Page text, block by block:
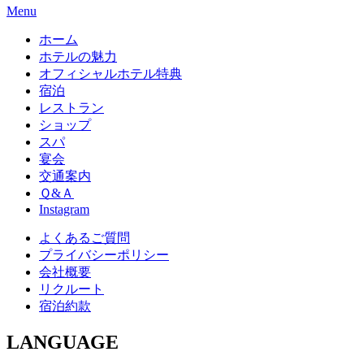
Menu
ホーム
ホテルの魅力
オフィシャルホテル特典
宿泊
レストラン
ショップ
スパ
宴会
交通案内
Ｑ&Ａ
Instagram
よくあるご質問
プライバシーポリシー
会社概要
リクルート
宿泊約款
LANGUAGE